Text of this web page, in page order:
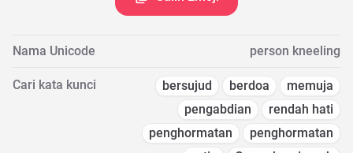
Nama Unicode person kneeling
Cari kata kunci bersujud berdoa
memuja
pengabdian
rendah hati
penghormatan
penghormatan